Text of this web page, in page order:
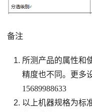
备注
所测产品的属性和
精度也不同。更多
15689988633
以上机器规格为标